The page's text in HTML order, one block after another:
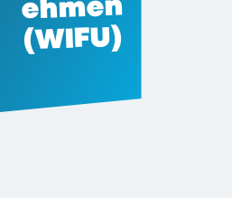
ehmen
(WIFU)